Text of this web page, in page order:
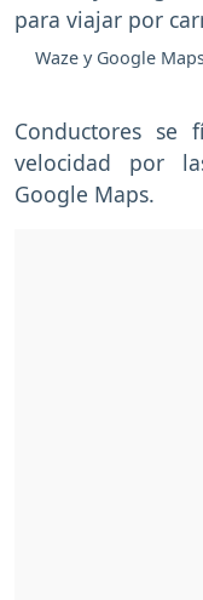
Waze y Google
Conductores
velocidad por
Google Maps.